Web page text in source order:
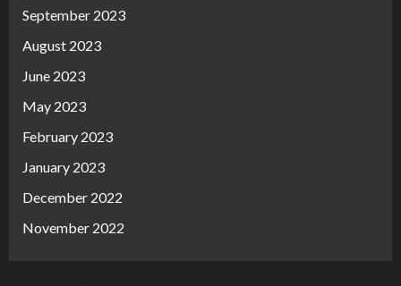
September 2023
August 2023
June 2023
May 2023
February 2023
January 2023
December 2022
November 2022